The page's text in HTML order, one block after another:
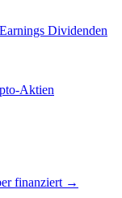
Earnings Dividenden
Aktien
finanziert →